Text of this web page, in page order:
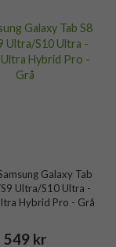
Galaxy Tab
Ultra/S10 Ultra -
Hybrid Pro - Grå
549 kr